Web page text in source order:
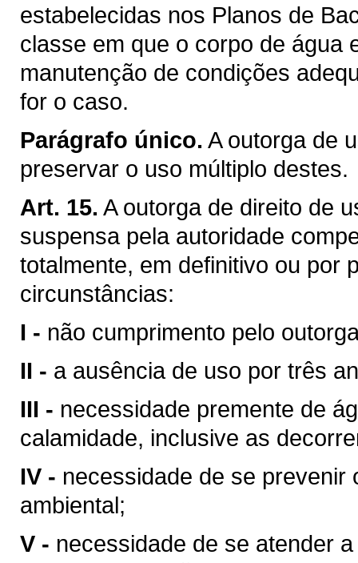
estabelecidas nos Planos de
classe em que o corpo de água
manutenção de condições
for o caso.
Parágrafo único. A outorga de
preservar o uso múltiplo destes.
Art. 15. A outorga de direito de
suspensa pela autoridade
totalmente, em definitivo ou por
circunstâncias:
I - não cumprimento pelo
II - a ausência de uso por três
III - necessidade premente de
calamidade, inclusive as
IV - necessidade de se
ambiental;
V - necessidade de se atender